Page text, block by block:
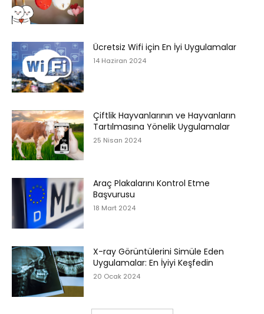
Ücretsiz Wifi için En İyi Uygulamalar
14 Haziran 2024
Çiftlik Hayvanlarının ve Hayvanların
Tartılmasına Yönelik Uygulamalar
25 Nisan 2024
Araç Plakalarını Kontrol Etme
Başvurusu
18 Mart 2024
X-ray Görüntülerini Simüle Eden
Uygulamalar: En İyiyi Keşfedin
20 Ocak 2024